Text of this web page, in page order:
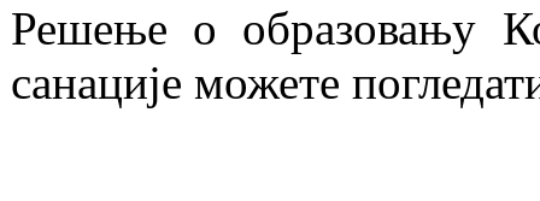
Решење о образовању
санације можете